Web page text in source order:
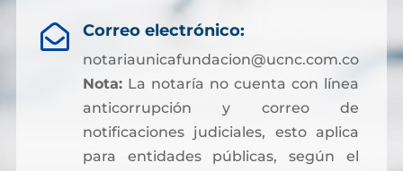
 Correo electrónico:
notariaunicafundacion@ucnc.com.co
Nota:La notaría no cuenta con línea
anticorrupción y correo de
notificaciones judiciales, esto aplica
para entidades públicas, según el